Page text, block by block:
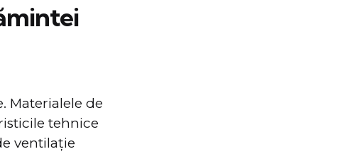
Materialele de
tehnice
ventilație